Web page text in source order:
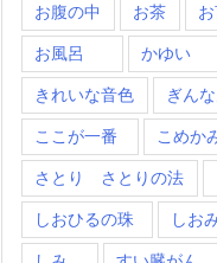
お腹の中 お茶
お風呂 かゆい
きれいな音色 ぎん
ここが一番 こめか
さとり さとりの法
しおひるの珠 しお